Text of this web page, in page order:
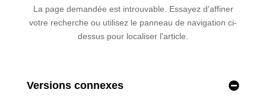
Versions connexes